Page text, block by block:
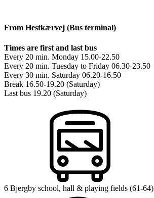
From Hestkærvej (Bus terminal)
Times are first and last bus
Every 20 min. Monday 15.00-22.50
Every 20 min. Tuesday to Friday 06.30-23.50
Every 30 min. Saturday 06.20-16.50
Break 16.50-19.20 (Saturday)
Last bus 19.20 (Saturday)
6 Bjergby school, hall & playing fields (61-64)